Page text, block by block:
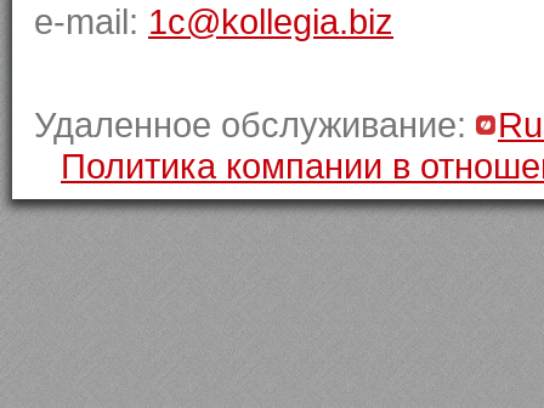
e-mail: 1c@kollegia.biz
Удаленное обслуживание:
Политика компании в